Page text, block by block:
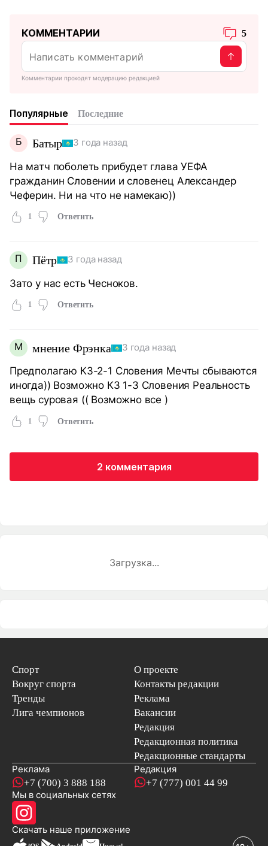
КОММЕНТАРИИ 5
Комментарии проходят модерацию редакцией
Популярные Последние
Б Батыр 3 года назад
На матч поболеть прибудет глава УЕФА
гражданин Словении и словенец Александер
Чеферин. Ни на что не намекаю))
1 Ответить
П Пётр 3 года назад
Зато у нас есть Чесноков.
1 Ответить
М мнение Фрэнка 3 года назад
Предполагаю КЗ-2-1 Словения Мечты сбываются
иногда)) Возможно КЗ 1-3 Словения Реальность
вещь суровая (( Возможно все )
1 Ответить
2 комментария
Загрузка...
Спорт
Вокруг спорта
Тренды
Лига чемпионов
О проекте
Контакты редакции
Реклама
Вакансии
Редакция
Редакционная политика
Редакционные стандарты
Реклама
+7 (700) 3 888 188
Редакция
+7 (777) 001 44 99
Мы в социальных сетях
Скачать наше приложениеновостей